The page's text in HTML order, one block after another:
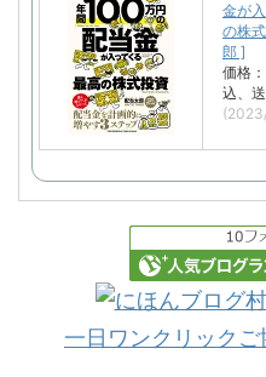
金が
の株
郎 ]
価格
込、
一日ワンクリック